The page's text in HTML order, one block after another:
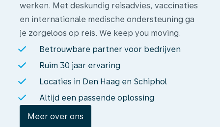
werken. Met deskundig reisadvies, vaccinaties
en internationale medische ondersteuning ga
je zorgeloos op reis. We keep you moving.
Betrouwbare partner voor bedrijven
Ruim 30 jaar ervaring
Locaties in Den Haag en Schiphol
Altijd een passende oplossing
Meer over ons